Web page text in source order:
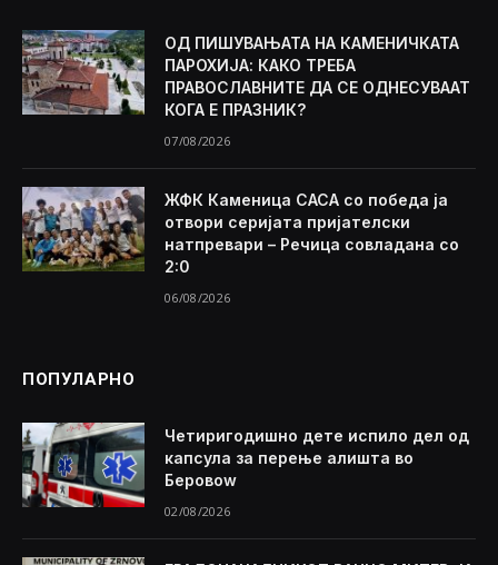
ОД ПИШУВАЊАТА НА КАМЕНИЧКАТА
ПАРОХИЈА: КАКО ТРЕБА
ПРАВОСЛАВНИТЕ ДА СЕ ОДНЕСУВААТ
КОГА Е ПРАЗНИК?
07/08/2026
ЖФК Каменица САСА со победа ја
отвори серијата пријателски
натпревари – Речица совладана со
2:0
06/08/2026
ПОПУЛАРНО
Четиригодишно дете испило дел од
капсула за перење алишта во
Беровоw
02/08/2026